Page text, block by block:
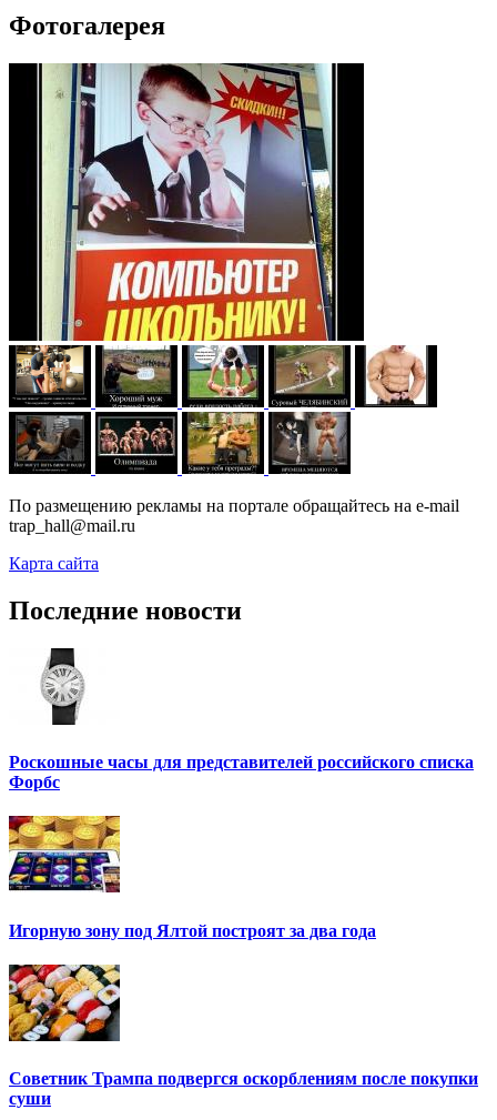
Фотогалерея
По размещению рекламы на портале обращайтесь на e-mail
trap_hall@mail.ru
Карта сайта
Последние новости
Роскошные часы для представителей российского списка
Форбс
Игорную зону под Ялтой построят за два года
Советник Трампа подвергся оскорблениям после покупки
суши